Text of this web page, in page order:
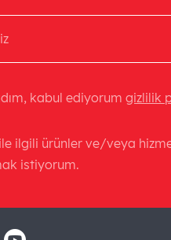
kabul ediyorum gizlilik
ilgili ürünler ve/veya
istiyorum.